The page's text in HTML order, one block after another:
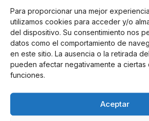
Para proporcionar una mejor
utilizamos cookies para acceder y/o
del dispositivo. Su consentimiento nos
datos como el comportamiento de
en este sitio. La ausencia o la retirada
pueden afectar negativamente a ciertas
funciones.
Aceptar
Vriones en un comunicado.
que debido a este ‘reductor de
cancelar sus próximas